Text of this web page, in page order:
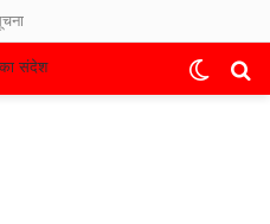
Switch